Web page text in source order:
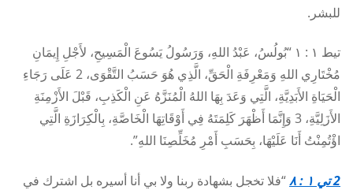
للبشر.
تيط ١ : ١ “بُولُسُ، عَبْدُ اللهِ، وَرَسُولُ يَسُوعَ الْمَسِيحِ، لأَجْلِ إِيمَانِ
مُخْتَارِي اللهِ وَمَعْرِفَةِ الْحَقِّ، الَّذِي هُوَ حَسَبُ التَّقْوَى، 2 عَلَى رَجَاءِ
الْحَيَاةِ الأَبَدِيَّةِ، الَّتِي وَعَدَ بِهَا اللهُ الْمُنَزَّهُ عَنِ الْكَذِبِ، قَبْلَ الأَزْمِنَةِ
الأَزَلِيَّةِ، 3 وَإِنَّمَا أَظْهَرَ كَلِمَتَهُ فِي أَوْقَاتِهَا الْخَاصَّةِ، بِالْكِرَازَةِ الَّتِي
اؤْتُمِنْتُ أَنَا عَلَيْهَا، بِحَسَبِ أَمْرِ مُخَلِّصِنَا اللهِ”.
2تي ١ : ٨
“فلا تخجل بشهادة ربنا ولا بي أنا أسيره بل اشترك في